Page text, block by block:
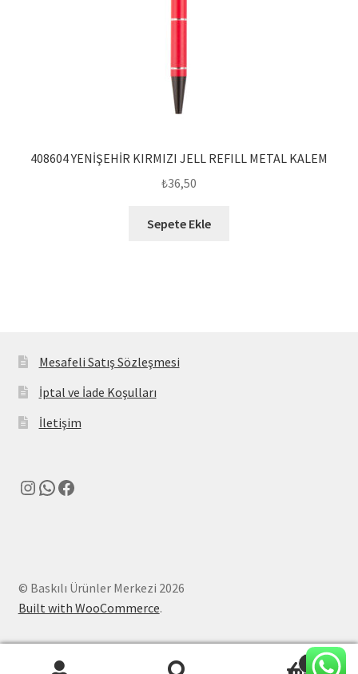
408604 YENİŞEHİR KIRMIZI JELL REFILL METAL KALEM
₺36,50
Sepete Ekle
Mesafeli Satış Sözleşmesi
İptal ve İade Koşulları
İletişim
Instagram
WhatsApp
Facebook
© Baskılı Ürünler Merkezi 2026
Built with WooCommerce.